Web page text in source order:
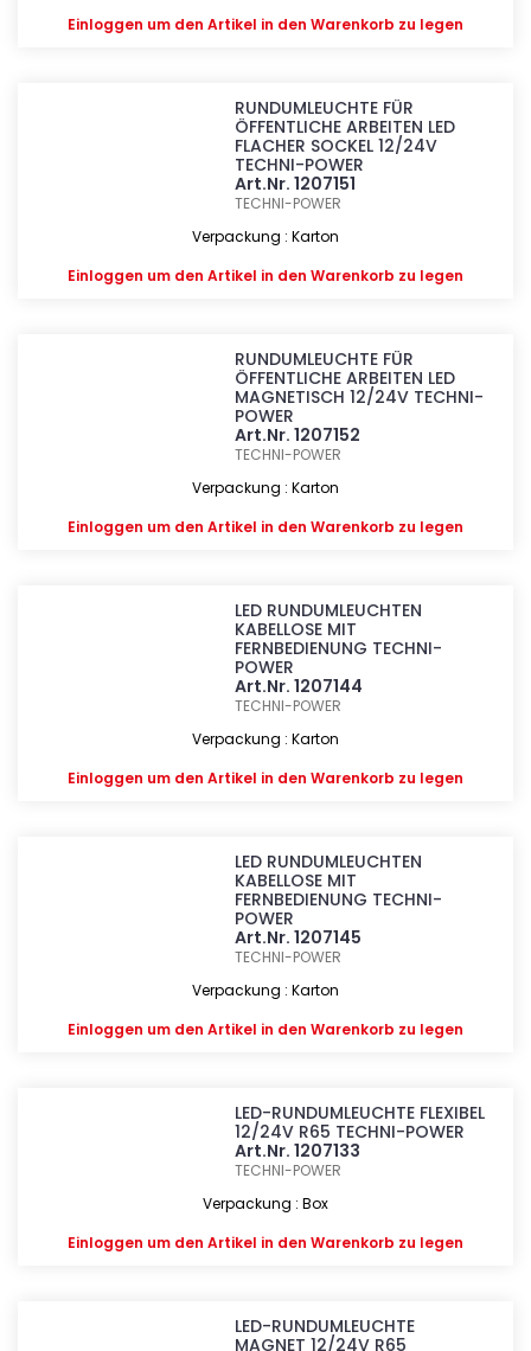
Einloggen um den Artikel in den Warenkorb zu legen
RUNDUMLEUCHTE FÜR
ÖFFENTLICHE ARBEITEN LED
FLACHER SOCKEL 12/24V
TECHNI-POWER
Art.Nr. 1207151
TECHNI-POWER
Verpackung : Karton
Einloggen um den Artikel in den Warenkorb zu legen
RUNDUMLEUCHTE FÜR
ÖFFENTLICHE ARBEITEN LED
MAGNETISCH 12/24V TECHNI-
POWER
Art.Nr. 1207152
TECHNI-POWER
Verpackung : Karton
Einloggen um den Artikel in den Warenkorb zu legen
LED RUNDUMLEUCHTEN
KABELLOSE MIT
FERNBEDIENUNG TECHNI-
POWER
Art.Nr. 1207144
TECHNI-POWER
Verpackung : Karton
Einloggen um den Artikel in den Warenkorb zu legen
LED RUNDUMLEUCHTEN
KABELLOSE MIT
FERNBEDIENUNG TECHNI-
POWER
Art.Nr. 1207145
TECHNI-POWER
Verpackung : Karton
Einloggen um den Artikel in den Warenkorb zu legen
LED-RUNDUMLEUCHTE FLEXIBEL
12/24V R65 TECHNI-POWER
Art.Nr. 1207133
TECHNI-POWER
Verpackung : Box
Einloggen um den Artikel in den Warenkorb zu legen
LED-RUNDUMLEUCHTE
MAGNET 12/24V R65